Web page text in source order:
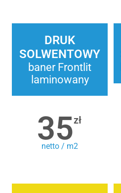
DRUK
SOLWENTOWY
baner Frontlit
laminowany
35zł
netto / m2